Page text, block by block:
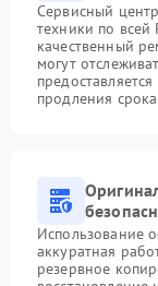
Сервисный
техники по всей
качественный
могут
продления
Использование
аккуратная
резервное